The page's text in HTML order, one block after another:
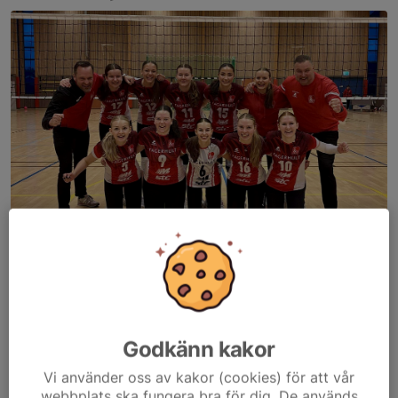
Habo Dam A jublar efter viktiga segern mot Degerfors
Habo Wolleys damer stod för en imponerande söndag när
gånger i Habo Sporthall. I en helg som kan visa sig helt
avgörande i toppstriden tog både Dam A och Dam B starka...
Läs mer
Godkänn kakor
Vi använder oss av kakor (cookies) för att vår